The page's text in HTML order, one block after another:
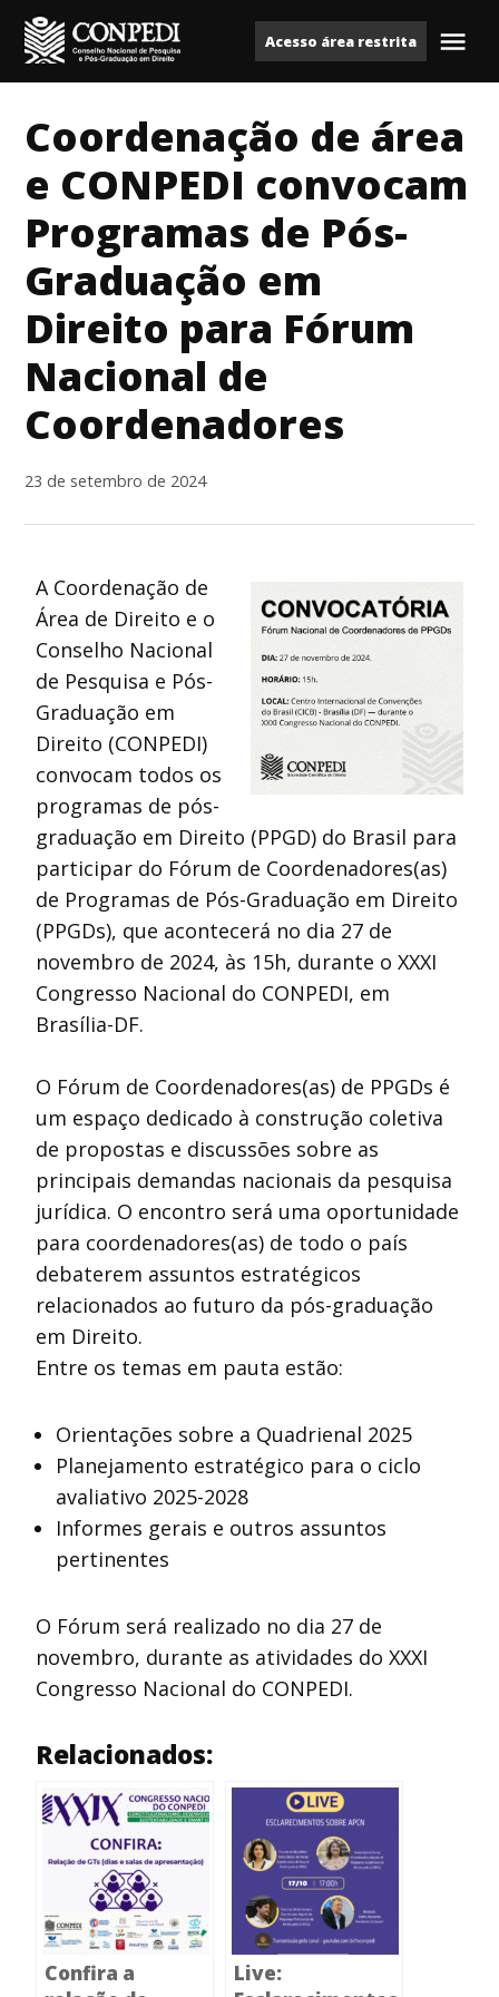
para
o
ConpediAcesso área restrita
Coordenação de área
e CONPEDI convocam
Programas de Pós-
Graduação em
Direito para Fórum
Nacional de
Coordenadores
23 de setembro de 2024
A Coordenação de
Área de Direito e o
Conselho Nacional
de Pesquisa e Pós-
Graduação em
Direito (CONPEDI)
convocam todos os
programas de pós-
graduação em Direito (PPGD) do Brasil para
participar do Fórum de Coordenadores(as)
de Programas de Pós-Graduação em Direito
(PPGDs), que acontecerá no dia 27 de
novembro de 2024, às 15h, durante o XXXI
Congresso Nacional do CONPEDI, em
Brasília-DF.
O Fórum de Coordenadores(as) de PPGDs é
um espaço dedicado à construção coletiva
de propostas e discussões sobre as
principais demandas nacionais da pesquisa
jurídica. O encontro será uma oportunidade
para coordenadores(as) de todo o país
debaterem assuntos estratégicos
relacionados ao futuro da pós-graduação
em Direito.
Entre os temas em pauta estão:
Orientações sobre a Quadrienal 2025
Planejamento estratégico para o ciclo
avaliativo 2025-2028
Informes gerais e outros assuntos
pertinentes
O Fórum será realizado no dia 27 de
novembro, durante as atividades do XXXI
Congresso Nacional do CONPEDI.
Relacionados:
Confira a
Live: